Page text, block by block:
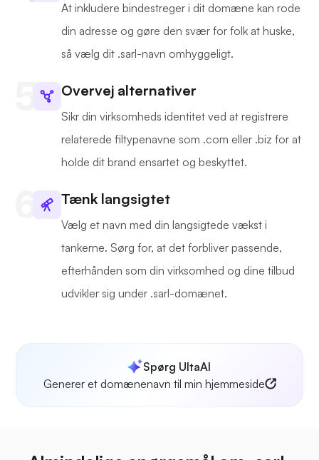
At inkludere bindestreger i dit domæne kan rode
din adresse og gøre den svær for folk at huske,
så vælg dit .sarl-navn omhyggeligt.
Overvej alternativer
Sikr din virksomheds identitet ved at registrere
relaterede filtypenavne som .com eller .biz for at
holde dit brand ensartet og beskyttet.
Tænk langsigtet
Vælg et navn med din langsigtede vækst i
tankerne. Sørg for, at det forbliver passende,
efterhånden som din virksomhed og dine tilbud
udvikler sig under .sarl-domænet.
Spørg UltaAI
Generer et domænenavn til min hjemmeside